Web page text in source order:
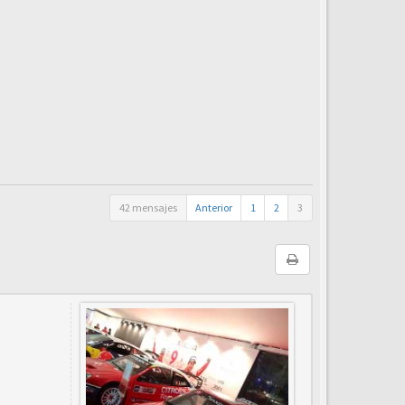
42 mensajes Anterior 1 2 3